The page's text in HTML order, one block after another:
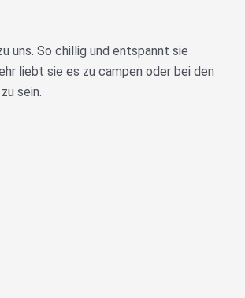
uns. So chillig und entspannt sie
liebt sie es zu campen oder bei den
sein.